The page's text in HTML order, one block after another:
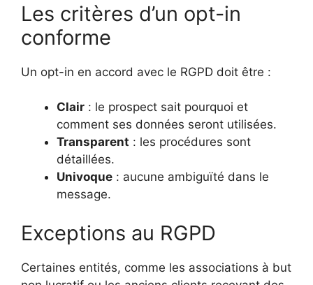
Les critères d’un opt-in
conforme
Un opt-in en accord avec le RGPD doit être :
Clair : le prospect sait pourquoi et
comment ses données seront utilisées.
Transparent : les procédures sont
détaillées.
Univoque : aucune ambiguïté dans le
message.
Exceptions au RGPD
Certaines entités, comme les associations à but